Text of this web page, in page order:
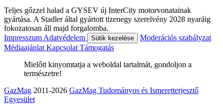
Teljes gőzzel halad a GYSEV új InterCity motorvonatainak
gyártása. A Stadler által gyártott tizenegy szerelvény 2028 nyaráig
fokozatosan áll majd forgalomba.
Impresszum Adatvédelem Sütik kezelése
Moderációs szabályzat
Médiaajánlat Kapcsolat Támogatás
Mielőtt kinyomtatja a weboldal tartalmát, gondoljon a
természetre!
GazMag 2011-2026 GazMag Tudományos és Ismeretterjesztő
Egyesület